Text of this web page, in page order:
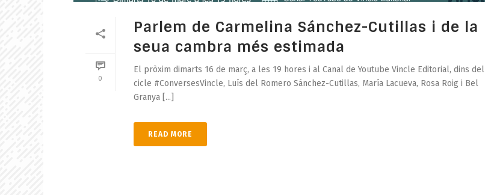
0
Parlem de Carmelina Sánchez-Cutillas i de la
seua cambra més estimada
El pròxim dimarts 16 de març, a les 19 hores i al Canal de Youtube Vincle Editorial, dins del
cicle #ConversesVincle, Luís del Romero Sánchez-Cutillas, María Lacueva, Rosa Roig i Bel
Granya [...]
READ MORE